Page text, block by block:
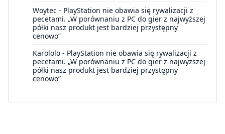
Woytec - PlayStation nie obawia się rywalizacji z
pecetami. „W porównaniu z PC do gier z najwyższej
półki nasz produkt jest bardziej przystępny
cenowo”
Karololo - PlayStation nie obawia się rywalizacji z
pecetami. „W porównaniu z PC do gier z najwyższej
półki nasz produkt jest bardziej przystępny
cenowo”